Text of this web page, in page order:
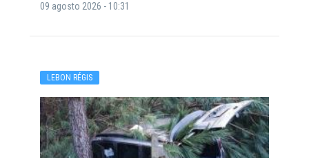
09 agosto 2026 - 10:31
LEBON RÉGIS